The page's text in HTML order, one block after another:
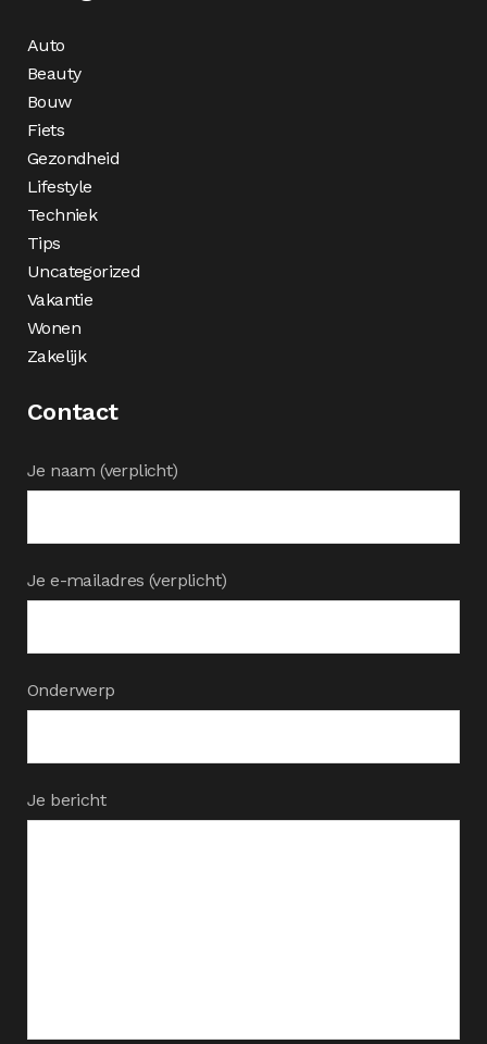
Auto
Beauty
Bouw
Fiets
Gezondheid
Lifestyle
Techniek
Tips
Uncategorized
Vakantie
Wonen
Zakelijk
Contact
Je naam (verplicht)
Je e-mailadres (verplicht)
Onderwerp
Je bericht